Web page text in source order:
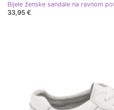
Bijele ženske sandale na ravnom
33,95 €